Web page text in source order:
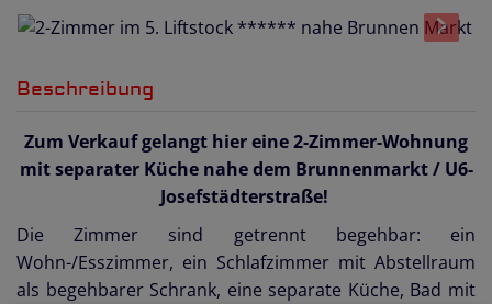
Beschreibung
Zum Verkauf gelangt hier eine 2-Zimmer-Wohnung
mit separater Küche nahe dem Brunnenmarkt / U6-
Josefstädterstraße!
Die Zimmer sind getrennt begehbar: ein
Wohn-/Esszimmer, ein Schlafzimmer mit Abstellraum
als begehbarer Schrank, eine separate Küche, Bad mit